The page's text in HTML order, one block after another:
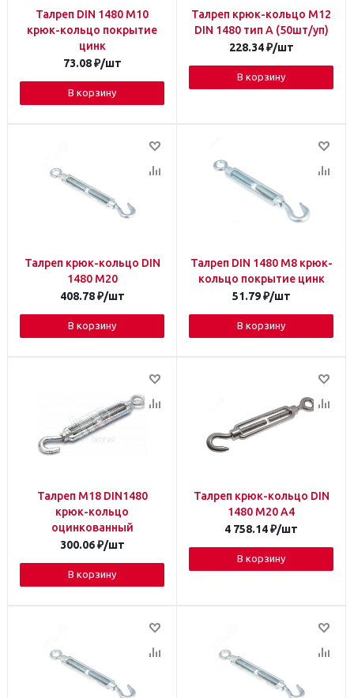
Талреп DIN 1480 М10
крюк-кольцо покрытие
цинк
73.08₽/шт
В корзину
Талреп крюк-кольцо М12
DIN 1480 тип А (50шт/уп)
228.34₽/шт
В корзину
Талреп крюк-кольцо DIN
1480 М20
408.78₽/шт
В корзину
Талреп DIN 1480 М8 крюк-
кольцо покрытие цинк
51.79₽/шт
В корзину
Талреп М18 DIN1480
крюк-кольцо
оцинкованный
300.06₽/шт
В корзину
Талреп крюк-кольцо DIN
1480 М20 A4
4 758.14₽/шт
В корзину